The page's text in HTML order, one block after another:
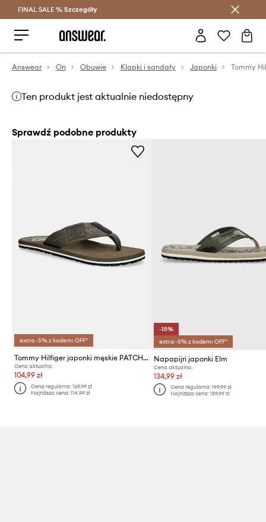
Oszczędzaj z Answear Club >
FINAL SALE % Szczegóły
Answear On Obuwie Klapki i sandały Japonki
Ten produkt jest aktualnie niedostępny
Sprawdź podobne produkty
extra -5% z kodem: OFF*
Tommy Hilfiger japonki męskie PATCH HILFIGER BEACH SANDAL
Cena aktualna:
104,99 zł
Cena regularna:169,99 zł
Najniższa cena:114,99 zł
-15%
extra -5% z kodem: OFF*
Napapijri japonki Elm
Cena aktualna:
134,99 zł
Cena regularna: 199,99 zł
Najniższa cena: 159,99 zł